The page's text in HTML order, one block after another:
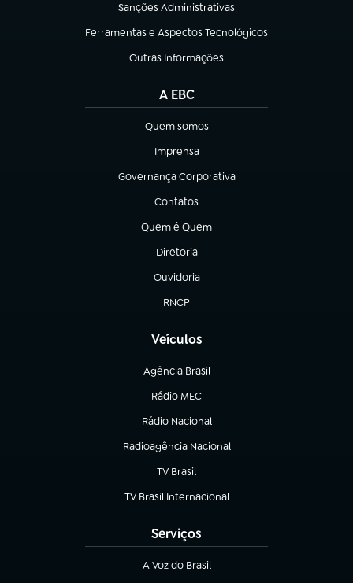
Sanções Administrativas
(abre em nova aba)
Ferramentas e Aspectos Tecnológicos
(abre em nova aba)
Outras Informações
(abre em nova aba)
A EBC
Quem somos
(abre em nova aba)
Imprensa
(abre em nova aba)
Governança Corporativa
(abre em nova aba)
Contatos
(abre em nova aba)
Quem é Quem
(abre em nova aba)
Diretoria
(abre em nova aba)
Ouvidoria
(abre em nova aba)
RNCP
(abre em nova aba)
Veículos
Agência Brasil
(abre em nova aba)
Rádio MEC
Rádio Nacional
(abre em nova aba)
Radioagência Nacional
(abre em nova aba)
TV Brasil
(abre em nova aba)
TV Brasil Internacional
(abre em nova aba)
Serviços
A Voz do Brasil
(abre em nova aba)